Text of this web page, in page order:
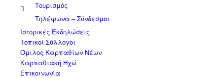
Τουρισμός
Τηλέφωνα – Σύνδεσμοι
Ιστορικές Εκδηλώσεις
Τοπικοί Σύλλογοι
Όμιλος Καρπαθίων Νέων
Καρπαθιακή Ηχώ
Επικοινωνία